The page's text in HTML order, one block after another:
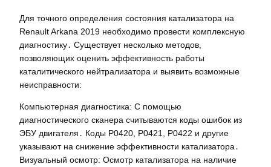
Для точного определения состояния катализатора на
Renault Arkana 2019 необходимо провести комплексную
диагностику․ Существует несколько методов,
позволяющих оценить эффективность работы
каталитического нейтрализатора и выявить возможные
неисправности:
Компьютерная диагностика: С помощью
диагностического сканера считываются коды ошибок из
ЭБУ двигателя․ Коды P0420, P0421, P0422 и другие
указывают на снижение эффективности катализатора․
Визуальный осмотр: Осмотр катализатора на наличие